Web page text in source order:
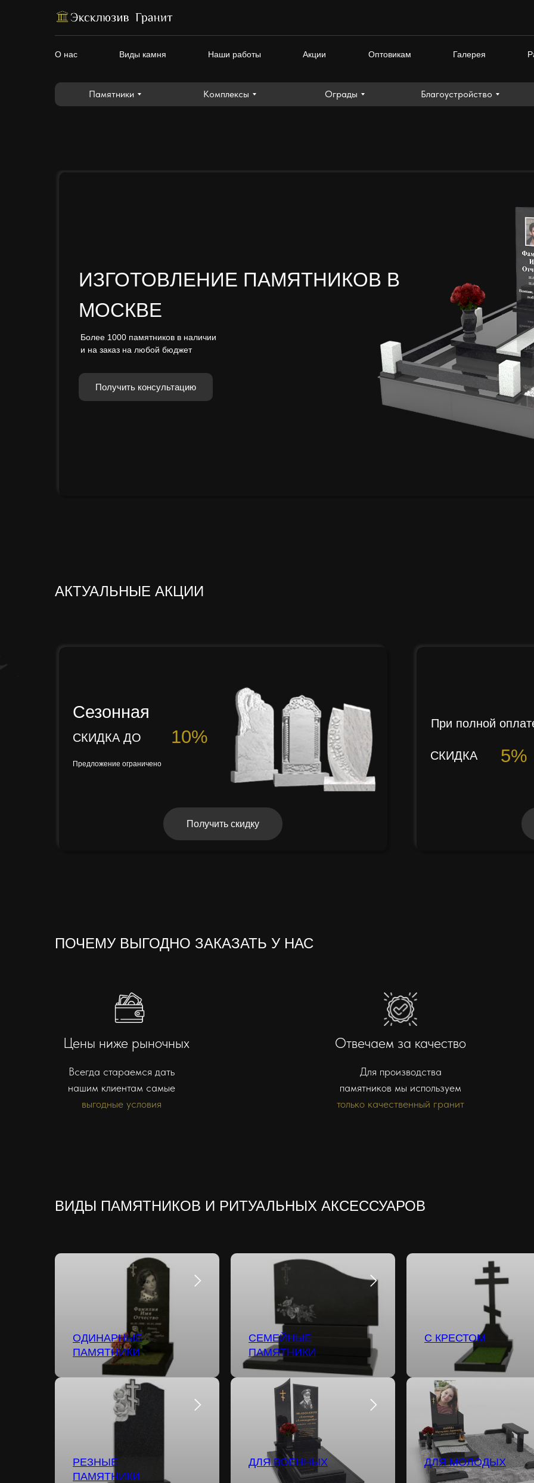
О нас Виды камня Наши работы Акции Оптовикам Галерея
Ограды Благоустройство
Комплексы
Памятники
Памятники
ИЗГОТОВЛЕНИЕ ПАМЯТНИКОВ В
МОСКВЕ
Более 1000 памятников в наличии
и на заказ на любой бюджет
Получить консультацию
АКТУАЛЬНЫЕ АКЦИИ
При полной
5%
СКИДКА
СКИДКА ДО 10%
Предложение ограничено
Сезонная
Получить скидку
ПОЧЕМУ ВЫГОДНО ЗАКАЗАТЬ У НАС
Отвечаем за качество
Для производства
памятников мы используем
только качественный гранит
Всегда стараемся дать
нашим клиентам самые
выгодные условия
Цены ниже рыночных
ВИДЫ ПАМЯТНИКОВ И РИТУАЛЬНЫХ АКСЕССУАРОВ
ОДИНАРНЫЕ
ПАМЯТНИКИ
СЕМЕЙНЫЕ
ПАМЯТНИКИ
С КРЕСТОМ
РЕЗНЫЕ
ПАМЯТНИКИ
ДЛЯ ВОЕННЫХ ДЛЯ МОЛОДЫХ